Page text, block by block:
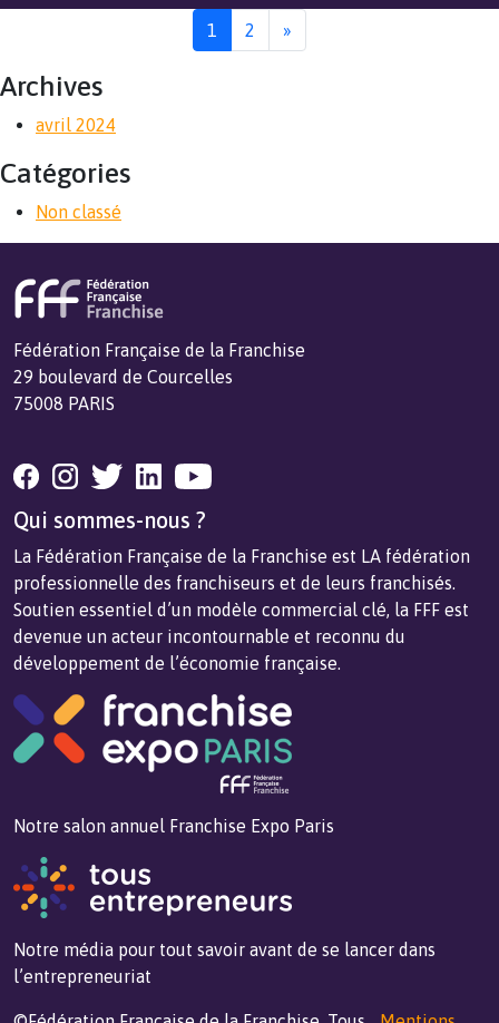
1 2 »
Archives
avril 2024
Catégories
Non classé
Fédération Française de la Franchise
29 boulevard de Courcelles
75008 PARIS
Qui sommes-nous ?
La Fédération Française de la Franchise est LA fédération
professionnelle des franchiseurs et de leurs franchisés.
Soutien essentiel d’un modèle commercial clé, la FFF est
devenue un acteur incontournable et reconnu du
développement de l’économie française.
Notre salon annuel Franchise Expo Paris
Notre média pour tout savoir avant de se lancer dans
l’entrepreneuriat